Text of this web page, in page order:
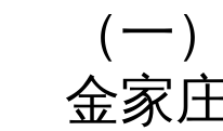
（一
金家